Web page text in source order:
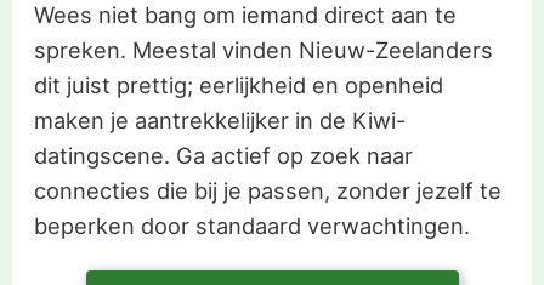
Wees niet bang om iemand direct aan te
spreken. Meestal vinden Nieuw-Zeelanders
dit juist prettig; eerlijkheid en openheid
maken je aantrekkelijker in de Kiwi-
datingscene. Ga actief op zoek naar
connecties die bij je passen, zonder jezelf te
beperken door standaard verwachtingen.